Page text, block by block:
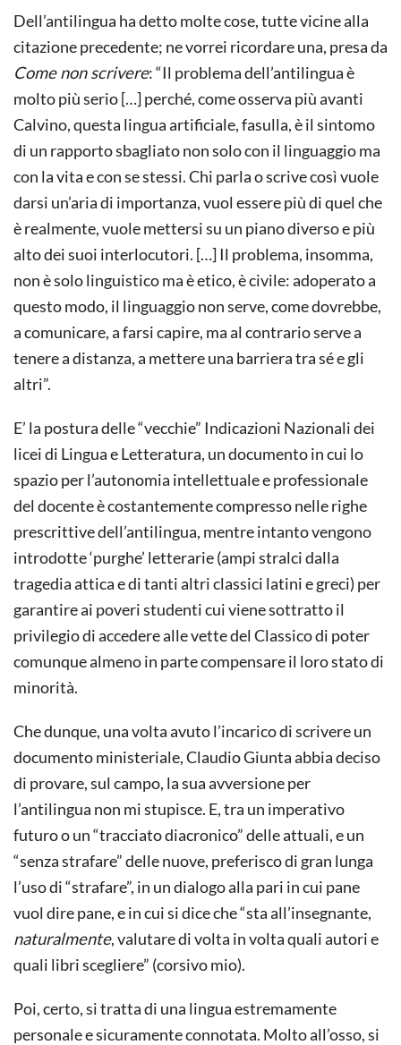
Dell’antilingua ha detto molte cose, tutte vicine alla
citazione precedente; ne vorrei ricordare una, presa da
Come non scrivere: “Il problema dell’antilingua è
molto più serio […] perché, come osserva più avanti
Calvino, questa lingua artificiale, fasulla, è il sintomo
di un rapporto sbagliato non solo con il linguaggio ma
con la vita e con se stessi. Chi parla o scrive così vuole
darsi un’aria di importanza, vuol essere più di quel che
è realmente, vuole mettersi su un piano diverso e più
alto dei suoi interlocutori. […] Il problema, insomma,
non è solo linguistico ma è etico, è civile: adoperato a
questo modo, il linguaggio non serve, come dovrebbe,
a comunicare, a farsi capire, ma al contrario serve a
tenere a distanza, a mettere una barriera tra sé e gli
altri”.
E’ la postura delle “vecchie” Indicazioni Nazionali dei
licei di Lingua e Letteratura, un documento in cui lo
spazio per l’autonomia intellettuale e professionale
del docente è costantemente compresso nelle righe
prescrittive dell’antilingua, mentre intanto vengono
introdotte ‘purghe’ letterarie (ampi stralci dalla
tragedia attica e di tanti altri classici latini e greci) per
garantire ai poveri studenti cui viene sottratto il
privilegio di accedere alle vette del Classico di poter
comunque almeno in parte compensare il loro stato di
minorità.
Che dunque, una volta avuto l’incarico di scrivere un
documento ministeriale, Claudio Giunta abbia deciso
di provare, sul campo, la sua avversione per
l’antilingua non mi stupisce. E, tra un imperativo
futuro o un “tracciato diacronico” delle attuali, e un
“senza strafare” delle nuove, preferisco di gran lunga
l’uso di “strafare”, in un dialogo alla pari in cui pane
vuol dire pane, e in cui si dice che “sta all’insegnante,
naturalmente, valutare di volta in volta quali autori e
quali libri scegliere” (corsivo mio).
Poi, certo, si tratta di una lingua estremamente
personale e sicuramente connotata. Molto all’osso, si